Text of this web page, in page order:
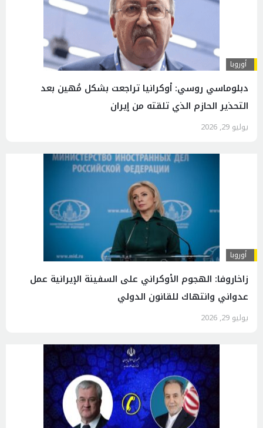
أوروبا
دبلوماسي روسي: أوكرانيا تراجعت بشكل مُهين بعد
التحذير الحازم الذي تلقته من إيران
يوليو 29, 2026
أوروبا
زاخاروفا: الهجوم الأوكراني على السفينة الإيرانية عمل
عدواني وانتهاك للقانون الدولي
يوليو 29, 2026